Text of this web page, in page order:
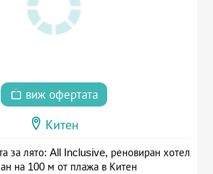
виж офертата
Китен
за лято: All Inclusive, реновиран хотел
на 100 м от плажа в Китен